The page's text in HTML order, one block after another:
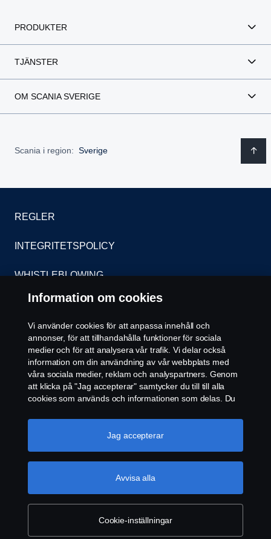
PRODUKTER
TJÄNSTER
OM SCANIA SVERIGE
Scania i region: Sverige
REGLER
INTEGRITETSPOLICY
WHISTLEBLOWING
KONTAKT
ÅTERFÖRSÄLJARE
COOKIE POLICY
COOKIE-INSTÄLLNINGAR
© Copyright Scania 2026. Scania Sverige AB, Box
900, 127 29 Stockholm, Telefon: 010-706 60 00
Information om cookies
Vi använder cookies för att anpassa innehåll och
annonser, för att tillhandahålla funktioner för sociala
medier och för att analysera vår trafik. Vi delar också
information om din användning av vår webbplats med
våra sociala medier, reklam och analyspartners. Genom
att klicka på "Jag accepterar" samtycker du till till alla
cookies som används och informationen som delas. Du
"Cookie-inställningar" och välja de kategorier du vill
acceptera. För en mer detaljerad förklaring av hur vi
Cookie-inställningar
Avvisa alla
Jag accepterar